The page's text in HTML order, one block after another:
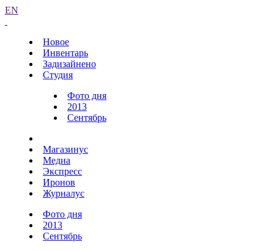
EN
Новое
Инвентарь
Задизайнено
Студия
Фото дня
2013
Сентябрь
Магазинус
Медиа
Экспресс
Иронов
Журналус
Фото дня
2013
Сентябрь